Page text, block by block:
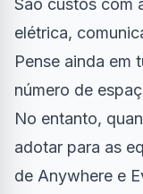
São custos com
elétrica,
Pense ainda em
número de
No entanto,
adotar para as
de Anywhere e